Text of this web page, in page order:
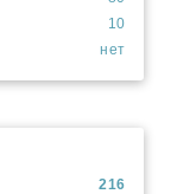
10
нет
216